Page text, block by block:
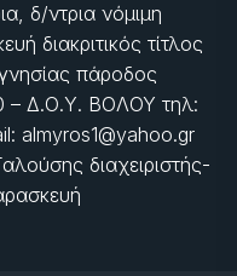
δ/ντρια νόμιμη
διακριτικός τίτλος
πάροδος
– Δ.Ο.Υ. ΒΟΛΟΥ τηλ:
almyros1@yahoo.gr
διαχειριστής-